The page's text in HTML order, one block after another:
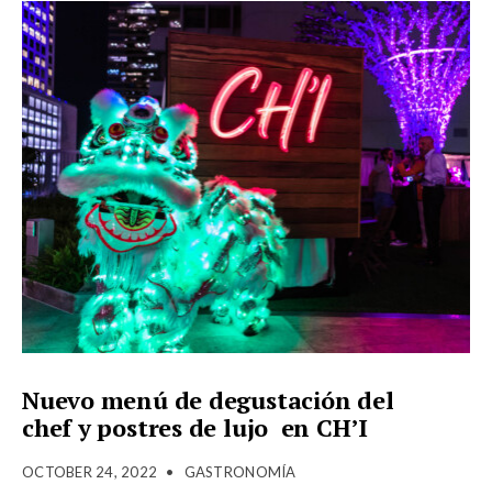
Nuevo menú de degustación del
chef y postres de lujo en CH’I
OCTOBER 24, 2022 • GASTRONOMÍA